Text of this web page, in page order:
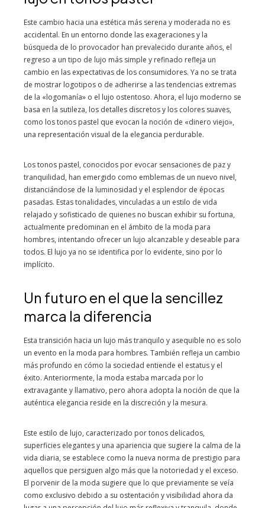
Este cambio hacia una estética más serena y moderada no es
accidental. En un entorno donde las exageraciones y la
búsqueda de lo provocador han prevalecido durante años, el
regreso a un tipo de lujo más simple y refinado refleja un
cambio en las expectativas de los consumidores. Ya no se trata
de mostrar logotipos o de adherirse a las tendencias extremas
de la «logomanía» o el lujo ostentoso. Ahora, el lujo moderno se
basa en la sutileza, los detalles discretos y los colores suaves,
como los tonos pastel que evocan la noción de «dinero viejo»,
una representación visual de la elegancia perdurable.
Los tonos pastel, conocidos por evocar sensaciones de paz y
tranquilidad, han emergido como emblemas de un nuevo nivel,
distanciándose de la luminosidad y el esplendor de épocas
pasadas. Estas tonalidades, vinculadas a un estilo de vida
relajado y sofisticado de quienes no buscan exhibir su fortuna,
actualmente predominan en el ámbito de la moda para
hombres, intentando ofrecer un lujo alcanzable y deseable para
todos. El lujo ya no se identifica por lo evidente, sino por lo
implícito.
Un futuro en el que la sencillez
marca la diferencia
Esta transición hacia un lujo más tranquilo y asequible no es solo
un evento en la moda para hombres. También refleja un cambio
más profundo en cómo la sociedad entiende el estatus y el
éxito. Anteriormente, la moda estaba marcada por lo
extravagante y llamativo, pero ahora adopta la noción de que la
auténtica elegancia reside en la discreción y la mesura.
Este estilo de lujo, caracterizado por tonos delicados,
superficies elegantes y una apariencia que sugiere la calma de la
vida diaria, se establece como la nueva norma de prestigio para
aquellos que persiguen algo más que la notoriedad y el exceso.
El porvenir de la moda sugiere que lo que previamente se veía
como exclusivo debido a su ostentación y visibilidad ahora da